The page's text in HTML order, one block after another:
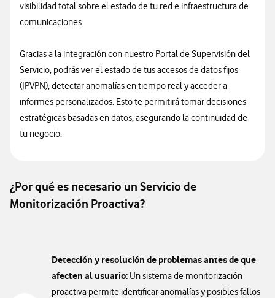
visibilidad total sobre el estado de tu red e infraestructura de
comunicaciones.
Gracias a la integración con nuestro Portal de Supervisión del
Servicio, podrás ver el estado de tus accesos de datos fijos
(IPVPN), detectar anomalías en tiempo real y acceder a
informes personalizados. Esto te permitirá tomar decisiones
estratégicas basadas en datos, asegurando la continuidad de
tu negocio.
¿Por qué es necesario un Servicio de
Monitorización Proactiva?
Detección y resolución de problemas antes de que
afecten al usuario: Un sistema de monitorización
proactiva permite identificar anomalías y posibles fallos